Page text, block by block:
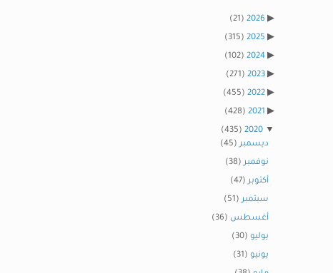
2026
(21)
2025
(315)
2024
(102)
2023
(271)
2022
(455)
2021
(428)
2020
(435)
ديسمبر(45)
نوفمبر(38)
أكتوبر(47)
سبتمبر(51)
أغسطس (36)
يوليو (30)
يونيو (31)